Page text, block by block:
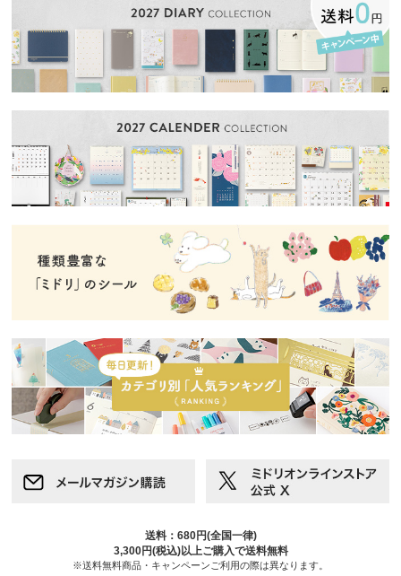
送料：680円(全国一律)
3,300円(税込)以上ご購入で送料無料
※送料無料商品・キャンペーンご利用の際は異なります。